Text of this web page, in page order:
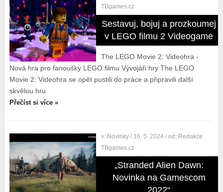
TBgames.cz
Sestavuj, bojuj a prozkoumej
v LEGO filmu 2 Videogame
The LEGO Movie 2: Videohra -
Nová hra pro fanoušky LEGO filmu Vývojáři hry The LEGO
Movie 2: Videohra se opět pustili do práce a připravili další
skvělou hru
Přečíst si více »
v: Novinky / 16. 5. 2024 / od: Redakce
TBgames.cz
„Stranded Alien Dawn:
Novinka na Gamescom